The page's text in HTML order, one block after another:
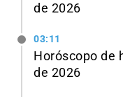
de 2026
03:11
Horóscopo de
de 2026